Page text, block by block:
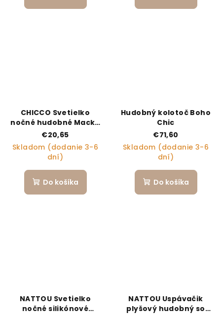
CHICCO Svetielko
nočné hudobné Macko
ružové 0m+
€20,65
Skladom (dodanie 3-6
dní)
Do košíka
Hudobný kolotoč Boho
Chic
€71,60
Skladom (dodanie 3-6
dní)
Do košíka
NATTOU Svetielko
nočné silikónové
NATTOU Uspávačik
plyšový hudobný so